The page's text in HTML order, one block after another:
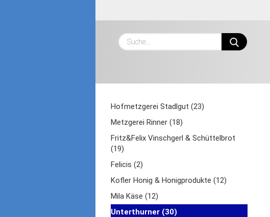
Suche...
Hofmetzgerei Stadlgut (23)
Metzgerei Rinner (18)
Fritz&Felix Vinschgerl & Schüttelbrot
(19)
Felicis (2)
Kofler Honig & Honigprodukte (12)
Mila Käse (12)
Unterthurner (30)